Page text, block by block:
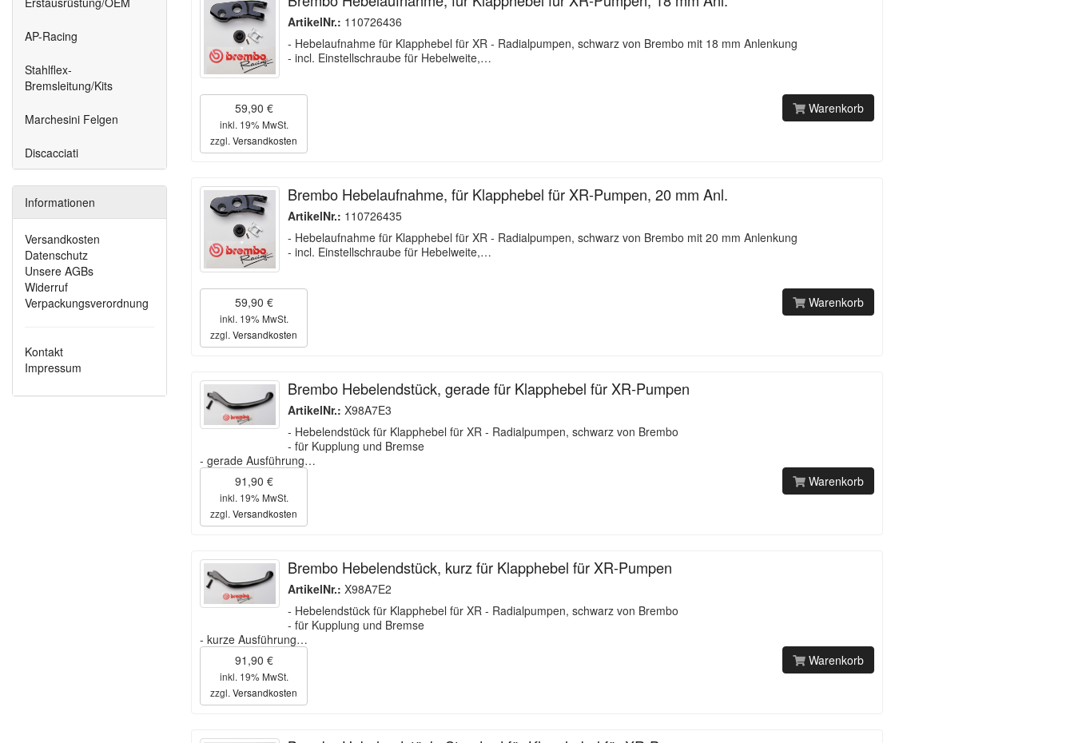
ArtikelNr.: 110726436
- Hebelaufnahme für Klapphebel für XR - Radialpumpen, schwarz von Brembo mit 18 mm Anlenkung
- incl. Einstellschraube für Hebelweite,…
59,90 €
inkl. 19% MwSt.
zzgl. Versandkosten
Warenkorb
Brembo Hebelaufnahme, für Klapphebel für XR-Pumpen, 20 mm Anl.
ArtikelNr.: 110726435
- Hebelaufnahme für Klapphebel für XR - Radialpumpen, schwarz von Brembo mit 20 mm Anlenkung
- incl. Einstellschraube für Hebelweite,…
59,90 €
inkl. 19% MwSt.
zzgl. Versandkosten
Warenkorb
Brembo Hebelendstück, gerade für Klapphebel für XR-Pumpen
ArtikelNr.: X98A7E3
- Hebelendstück für Klapphebel für XR - Radialpumpen, schwarz von Brembo
- für Kupplung und Bremse
- gerade Ausführung…
91,90 €
inkl. 19% MwSt.
zzgl. Versandkosten
Warenkorb
Brembo Hebelendstück, kurz für Klapphebel für XR-Pumpen
ArtikelNr.: X98A7E2
- Hebelendstück für Klapphebel für XR - Radialpumpen, schwarz von Brembo
- für Kupplung und Bremse
- kurze Ausführung…
91,90 €
inkl. 19% MwSt.
zzgl. Versandkosten
Warenkorb
AP-Racing
Stahlflex-
Bremsleitung/Kits
Marchesini Felgen
Discacciati
Informationen
Versandkosten
Datenschutz
Unsere AGBs
Widerruf
Verpackungsverordnung
Kontakt
Impressum